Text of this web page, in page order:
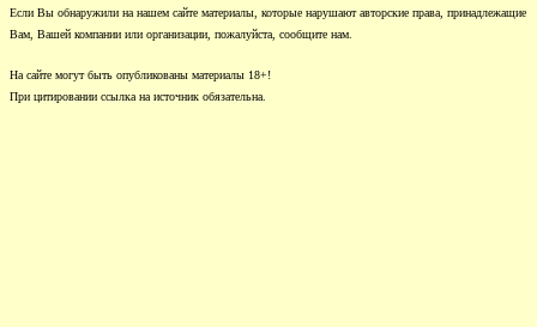
Если Вы обнаружили на нашем сайте материалы, которые нарушают авторские права, принадлежащие
Вам, Вашей компании или организации, пожалуйста, сообщите нам.
На сайте могут быть опубликованы материалы 18+!
При цитировании ссылка на источник обязательна.